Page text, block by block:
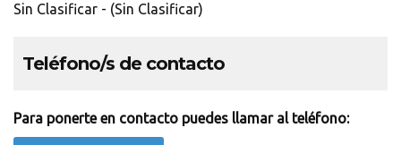
Sin Clasificar - (Sin Clasificar)
Teléfono/s de contacto
Para ponerte en contacto puedes llamar al teléfono: